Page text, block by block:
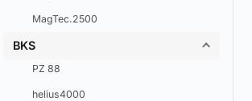
MagTec.2500
BKS
PZ 88
helius4000